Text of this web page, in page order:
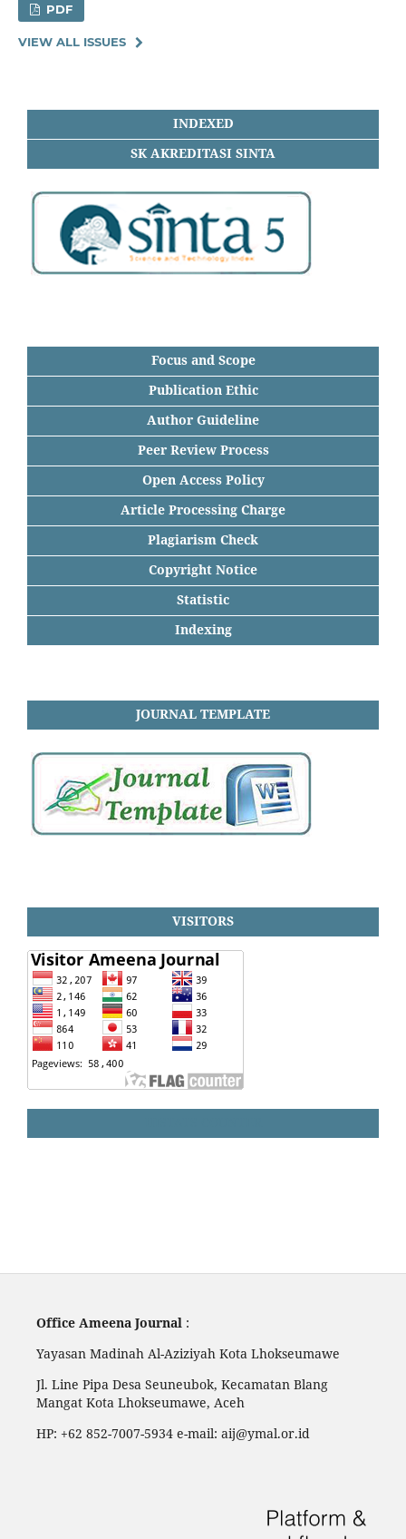
PDF
VIEW ALL ISSUES
INDEXED
SK AKREDITASI SINTA
Focus and Scope
Publication Ethic
Author Guideline
Peer Review Process
Open Access Policy
Article Processing Charge
Plagiarism Check
Copyright Notice
Statistic
Indexing
JOURNAL TEMPLATE
VISITORS
Office Ameena Journal:
Yayasan Madinah Al-Aziziyah Kota Lhokseumawe
Jl. Line Pipa Desa Seuneubok, Kecamatan Blang
Mangat Kota Lhokseumawe, Aceh
HP: +62 852-7007-5934 e-mail: aij@ymal.or.id